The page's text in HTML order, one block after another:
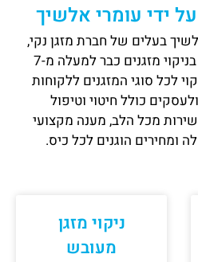
ידי עומרי אלשיך
בעלים של חברת מזגן נקי,
מתמחה בניקוי מזגנים כבר למעלה מ-7
לכל סוגי המזגנים ללקוחות
כולל חיטוי וטיפול
מכל הלב, מענה מקצועי
ומחירים הוגנים לכל כיס.
ניקוי מזגן
מעובש